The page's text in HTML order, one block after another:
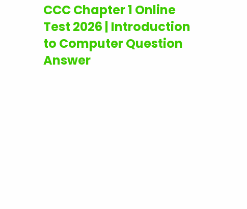
CCC Chapter 1 Online
Test 2026 | Introduction
to Computer Question
Answer